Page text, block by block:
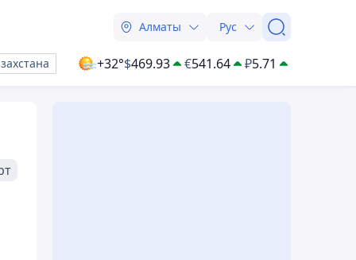
Алматы Рус
+32°$469.93 €541.64 ₽5.71